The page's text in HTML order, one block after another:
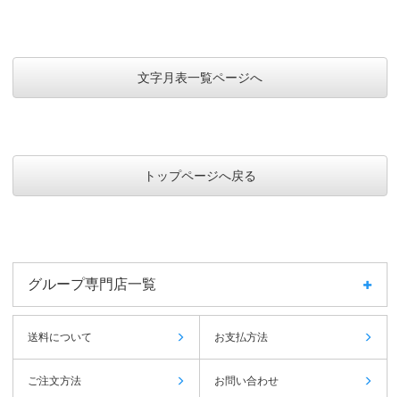
文字月表一覧ページへ
トップページへ戻る
グループ専門店一覧
送料について お支払方法
ご注文方法 お問い合わせ